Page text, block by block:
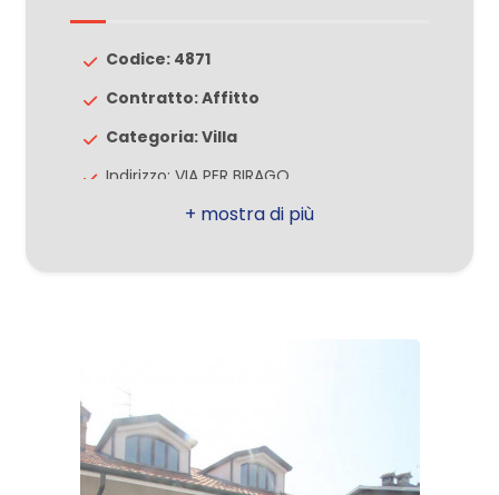
Codice: 4871
Contratto: Affitto
Categoria: Villa
Indirizzo: VIA PER BIRAGO
Comune: Misinto
Stato conservazione: Ottimo
Numero posti auto scoperti: 2
Numero posti camper: 1
Posto auto/Box
Balcone/Terrazzo
Lusso